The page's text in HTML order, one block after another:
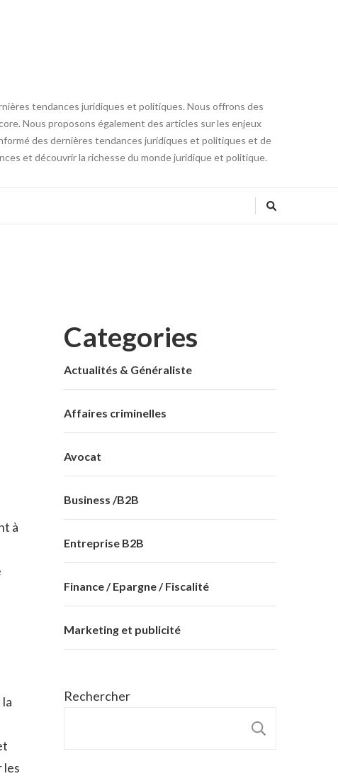
tendances juridiques et politiques. Nous offrons des
Nous proposons également des articles sur les enjeux
des dernières tendances juridiques et politiques et de
et découvrir la richesse du monde juridique et politique.
à
les
Categories
Actualités & Généraliste
Affaires criminelles
Avocat
Business /B2B
Entreprise B2B
Finance / Epargne / Fiscalité
Marketing et publicité
Rechercher